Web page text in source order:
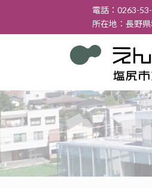
テ
ス
キ
ッ
ゲ
ン
に
移
電話：0263-
所在地：長野